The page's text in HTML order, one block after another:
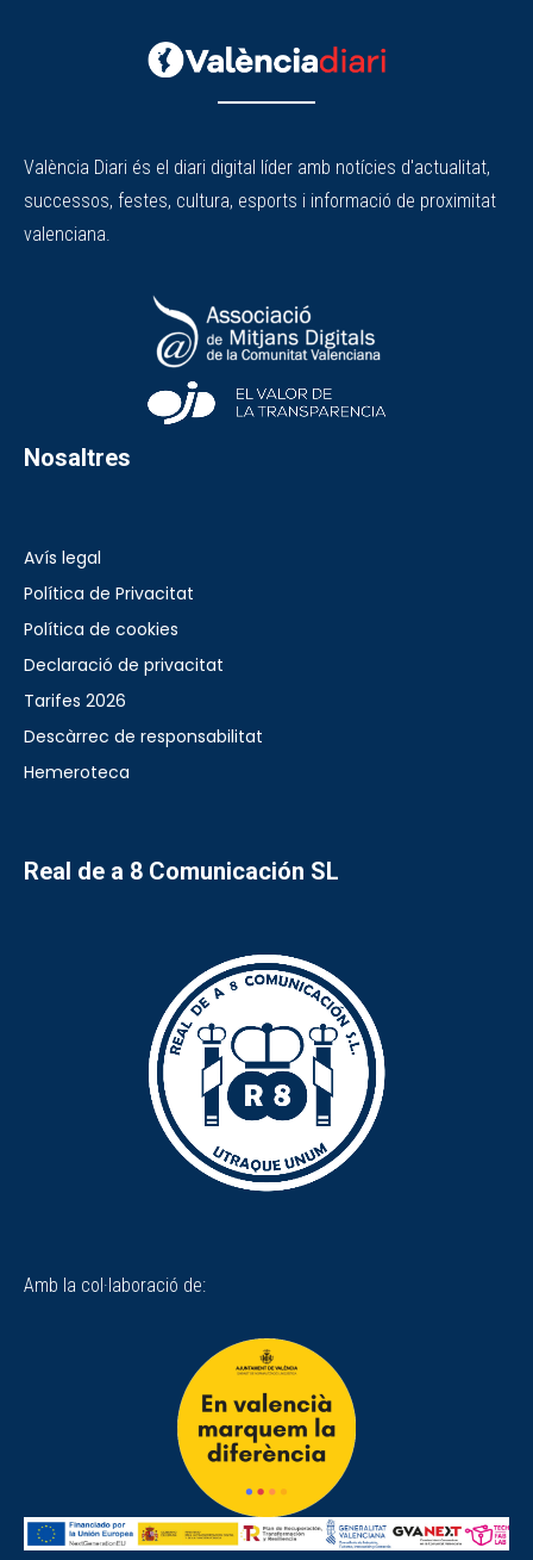
València Diari és el diari digital líder amb notícies d'actualitat,
successos, festes, cultura, esports i informació de proximitat
valenciana.
Nosaltres
Avís legal
Política de Privacitat
Política de cookies
Declaració de privacitat
Tarifes 2026
Descàrrec de responsabilitat
Hemeroteca
Real de a 8 Comunicación SL
Amb la col·laboració de: